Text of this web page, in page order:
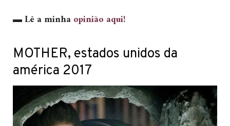
▬Lê a minhaopinião aqui!
MOTHER, estados unidos da
américa 2017